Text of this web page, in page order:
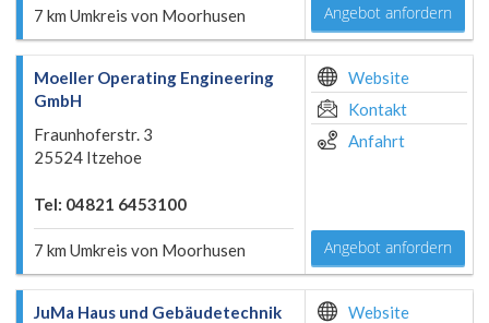
7 km Umkreis von Moorhusen Angebot anfordern
Moeller Operating Engineering
GmbH
Fraunhoferstr. 3
25524 Itzehoe
Tel: 04821 6453100
7 km Umkreis von Moorhusen
Website
Kontakt
Anfahrt
Angebot anfordern
JuMa Haus und Gebäudetechnik
Website